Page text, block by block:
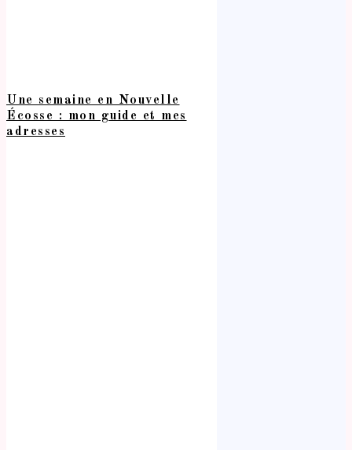
Une semaine en Nouvelle
Écosse : mon guide et mes
adresses